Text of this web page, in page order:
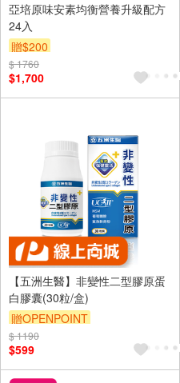
亞培原味安素均衡營養升級配方
24入
贈$200
$ 1760
$1,700
【五洲生醫】非變性二型膠原蛋
白膠囊(30粒/盒)
贈OPENPOINT
$ 1190
$599